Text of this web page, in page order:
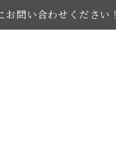
問い合わせください